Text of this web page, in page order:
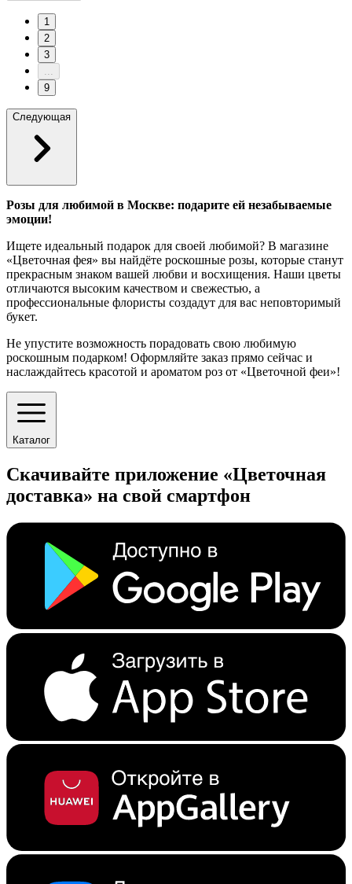
1
2
3
...
9
Следующая
Розы для любимой в Москве: подарите ей незабываемые
эмоции!
Ищете идеальный подарок для своей любимой? В магазине
«Цветочная фея» вы найдёте роскошные розы, которые станут
прекрасным знаком вашей любви и восхищения. Наши цветы
отличаются высоким качеством и свежестью, а
профессиональные флористы создадут для вас неповторимый
букет.
Не упустите возможность порадовать свою любимую
роскошным подарком! Оформляйте заказ прямо сейчас и
наслаждайтесь красотой и ароматом роз от «Цветочной феи»!
Каталог
Скачивайте приложение «Цветочная
доставка» на свой смартфон